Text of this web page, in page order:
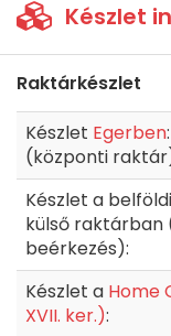
Készlet
Raktárkészlet
Készlet Egerben:
(központi
Készlet a belföldi
külső raktárban
beérkezés):
Készlet a Home
XVII. ker.):